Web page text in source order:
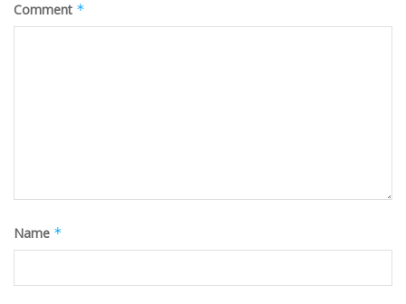
Comment *
Name *